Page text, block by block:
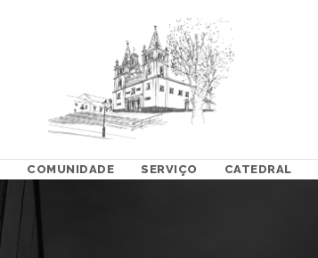
COMUNIDADE SERVIÇO CATEDRAL